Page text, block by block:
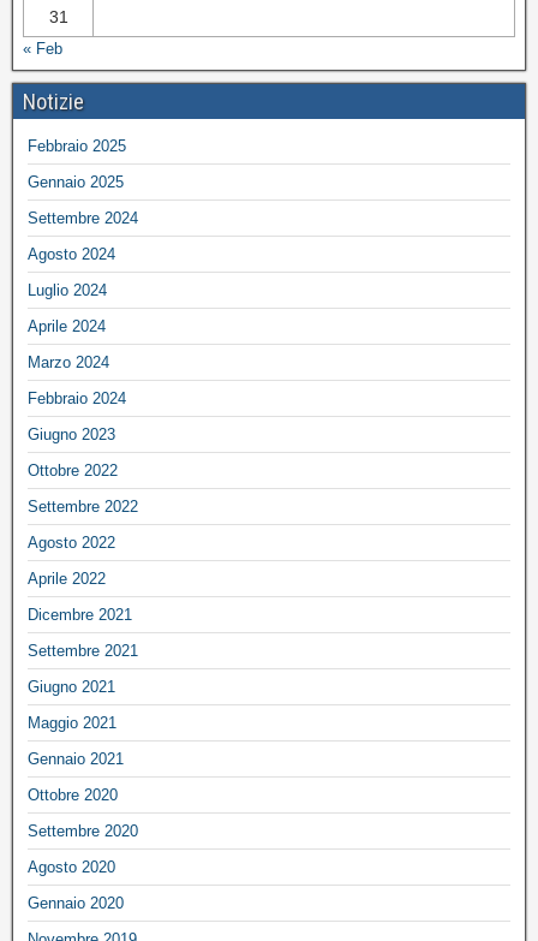
31
« Feb
Notizie
Febbraio 2025
Gennaio 2025
Settembre 2024
Agosto 2024
Luglio 2024
Aprile 2024
Marzo 2024
Febbraio 2024
Giugno 2023
Ottobre 2022
Settembre 2022
Agosto 2022
Aprile 2022
Dicembre 2021
Settembre 2021
Giugno 2021
Maggio 2021
Gennaio 2021
Ottobre 2020
Settembre 2020
Agosto 2020
Gennaio 2020